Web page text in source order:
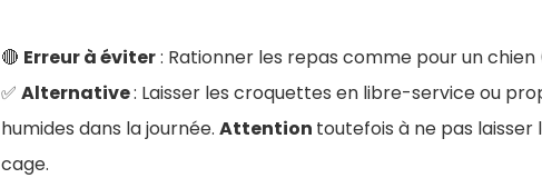
🔴 Erreur à éviter: Rationner les repas comme pour un
✅ Alternative: Laisser les croquettes en libre-service ou
humides dans la journée. Attention toutefois à ne pas laisser
cage.